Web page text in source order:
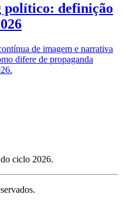
político: definição
de imagem e narrativa
difere de propaganda
ciclo 2026.